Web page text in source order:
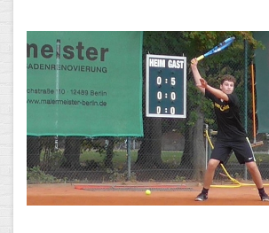
Ethik, Philosophie und Religion
Gesellschaftswissenschaften
Mathematik, Informatik und
Musische Fächer
Sport